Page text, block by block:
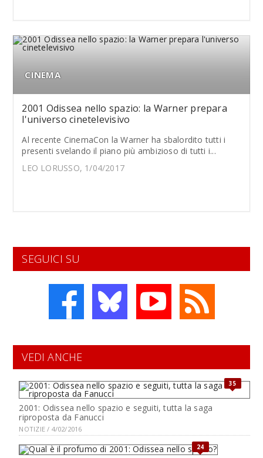
CINEMA
2001 Odissea nello spazio: la Warner prepara
l'universo cinetelevisivo
Al recente CinemaCon la Warner ha sbalordito tutti i
presenti svelando il piano più ambizioso di tutti i...
LEO LORUSSO, 1/04/2017
SEGUICI SU
VEDI ANCHE
35
2001: Odissea nello spazio e seguiti, tutta la saga
riproposta da Fanucci
NOTIZIE / 4/02/2016
24